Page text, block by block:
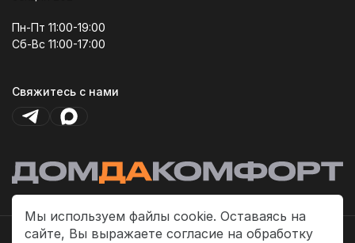
Мы используем файлы cookie. Оставаясь на
сайте, Вы выражаете согласие на обработку
Пн-Пт 11:00-19:00
Сб-Вс 11:00-17:00
Свяжитесь с нами